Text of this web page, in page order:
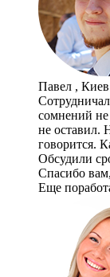
Павел , Киев
сомнений не
не оставил.
говорится.
Обсудили
Спасибо
Еще